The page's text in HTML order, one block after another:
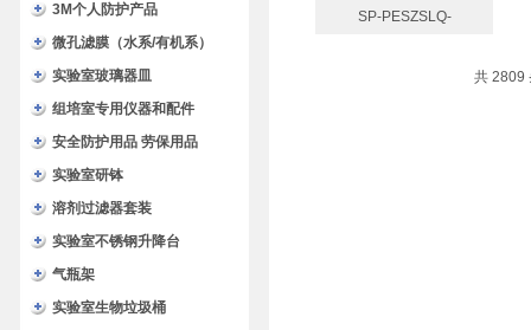
3M个人防护产品
微孔滤膜（水系/有机系）
实验室玻璃器皿
组培室专用仪器和配件
安全防护用品 劳保用品
实验室研钵
溶剂过滤器套装
实验室不锈钢升降台
气瓶架
实验室生物垃圾桶
SP-PESZSLQ-
共 2809